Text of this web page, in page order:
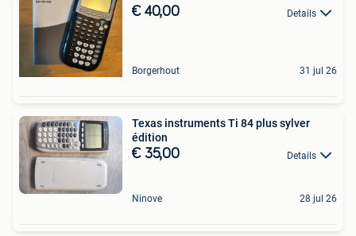
€ 40,00 Details
Borgerhout 31 jul 26
Texas instruments Ti 84 plus sylver
édition
€ 35,00 Details
Ninove 28 jul 26